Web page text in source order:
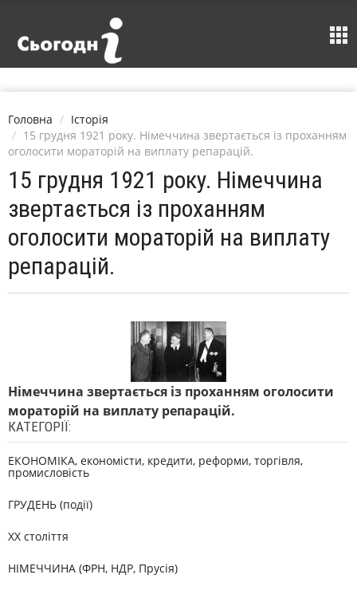
Головна
Історія
15 грудня 1921 року. Німеччина звертається із проханням
оголосити мораторій на виплату репарацій.
15 грудня 1921 року. Німеччина
звертається із проханням
оголосити мораторій на виплату
репарацій.
Німеччина звертається із проханням оголосити
мораторій на виплату репарацій.
КАТЕГОРІЇ:
ЕКОНОМІКА, економісти, кредити, реформи, торгівля,
промисловість
ГРУДЕНЬ (події)
XX століття
НІМЕЧЧИНА (ФРН, НДР, Прусія)